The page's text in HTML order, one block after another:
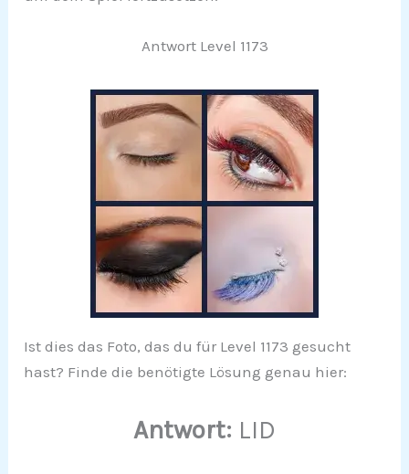
Antwort Level 1173
Ist dies das Foto, das du für Level 1173 gesucht
hast? Finde die benötigte Lösung genau hier:
Antwort: LID